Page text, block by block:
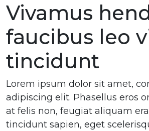
Vivamus
faucibus leo
tincidunt
Lorem ipsum dolor sit amet,
adipiscing elit. Phasellus eros
at felis non, feugiat aliquam
tincidunt sapien, eget